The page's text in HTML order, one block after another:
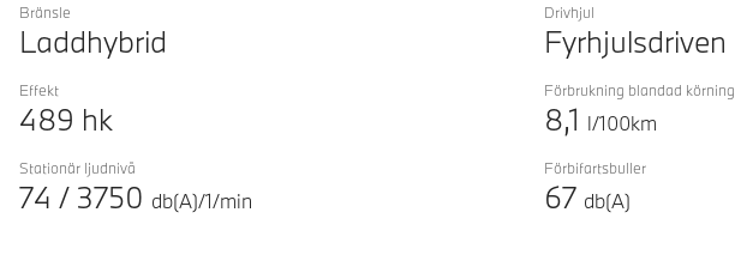
Bränsle
Laddhybrid
Drivhjul
Fyrhjulsdriven
Effekt
489 hk
Förbrukning blandad körning
8,1 l/100km
Stationär ljudnivå
74 / 3750 db(A)/1/min
Förbifartsbuller
67 db(A)